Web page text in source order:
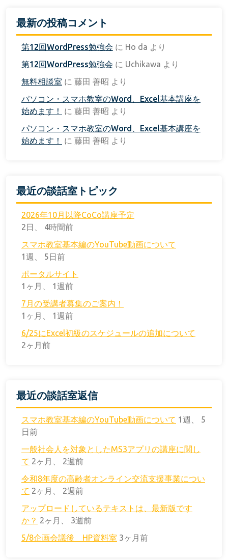
最新の投稿コメント
第12回WordPress勉強会 に Ho da より
第12回WordPress勉強会 に Uchikawa より
無料相談室 に 藤田 善昭 より
パソコン・スマホ教室のWord、Excel基本講座を
始めます！
に 藤田 善昭 より
パソコン・スマホ教室のWord、Excel基本講座を
始めます！
に 藤田 善昭 より
最近の談話室トピック
2026年10月以降CoCo講座予定
2日、 4時間前
スマホ教室基本編のYouTube動画について
1週、 5日前
ポータルサイト
1ヶ月、 1週前
7月の受講者募集のご案内！
1ヶ月、 1週前
6/25にExcel初級のスケジュールの追加について
2ヶ月前
最近の談話室返信
スマホ教室基本編のYouTube動画について 1週、 5
日前
一般社会人を対象としたMS3アプリの講座に関し
て 2ヶ月、 2週前
令和8年度の高齢者オンライン交流支援事業につい
て 2ヶ月、 2週前
アップロードしているテキストは、最新版です
か？ 2ヶ月、 3週前
5/8企画会議後 HP資料室 3ヶ月前